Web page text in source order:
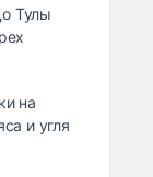
Тулы
на
и угля